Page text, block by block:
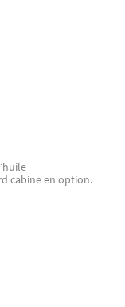
cabine en option.